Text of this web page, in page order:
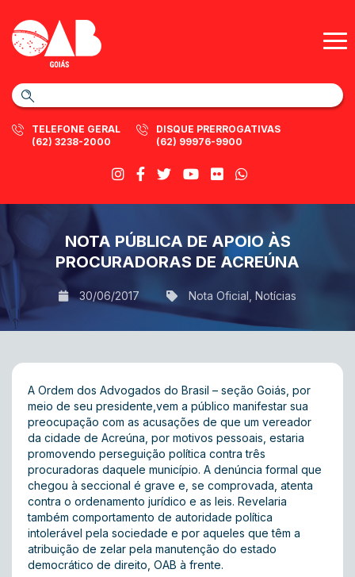
TELEFONE GERAL
(62) 3238-2000
DISQUE PRERROGATIVAS
(62) 99976-9900
NOTA PÚBLICA DE APOIO ÀS
PROCURADORAS DE ACREÚNA
30/06/2017 Nota Oficial Notícias
A Ordem dos Advogados do Brasil – seção Goiás, por
meio de seu presidente,vem a público manifestar sua
preocupação com as acusações de que um vereador
da cidade de Acreúna, por motivos pessoais, estaria
promovendo perseguição política contra três
procuradoras daquele município. A denúncia formal que
chegou à seccional é grave e, se comprovada, atenta
contra o ordenamento jurídico e as leis. Revelaria
também comportamento de autoridade política
intolerável pela sociedade e por aqueles que têm a
atribuição de zelar pela manutenção do estado
democrático de direito, OAB à frente.